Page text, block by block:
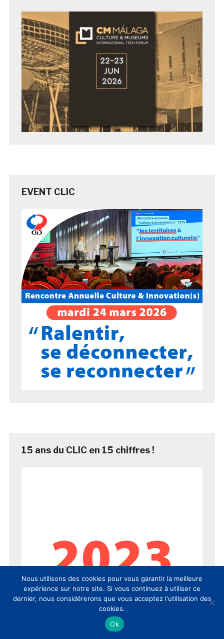
EVENT CLIC
15 ans du CLIC en 15 chiffres !
Nous utilisons des cookies pour vous garantir la meilleure
expérience sur notre site. Si vous continuez à utiliser ce
dernier, nous considérerons que vous acceptez l'utilisation des
cookies.
Ok